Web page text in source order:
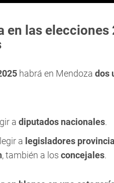
en las elecciones
habrá en Mendoza dos
a diputados nacionales.
a legisladores
, también a los concejales.